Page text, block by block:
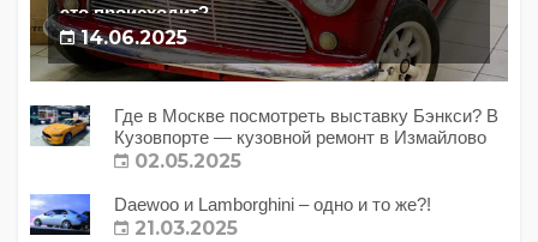
это происходит?
14.06.2025
Где в Москве посмотреть выставку Бэнкси? В
Кузовпорте — кузовной ремонт в Измайлово
02.05.2025
Daewoo и Lamborghini – одно и то же?!
21.03.2025